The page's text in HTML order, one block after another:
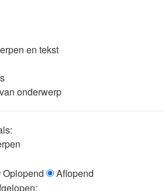
en tekst
onderwerp
Oplopend
Aflopend